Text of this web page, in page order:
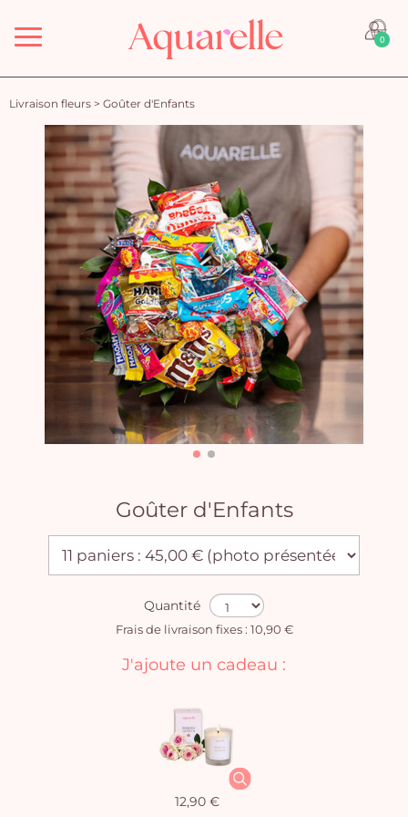
Menu 0
Livraison fleurs > Goûter d'Enfants
Goûter d'Enfants
Quantité
Frais de livraison fixes : 10,90 €
J'ajoute un cadeau :
12,90 €